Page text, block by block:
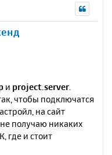
и project.server.
чтобы подключатся
на сайт
не получаю никаких
где и стоит